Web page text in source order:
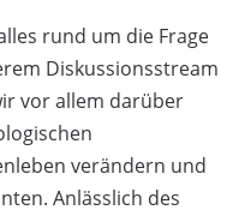
rund um die Frage
Diskussionsstream
vor allem darüber
verändern und
Anlässlich des